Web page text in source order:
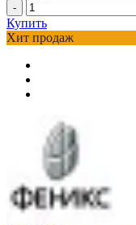
-
Купить
Хит продаж